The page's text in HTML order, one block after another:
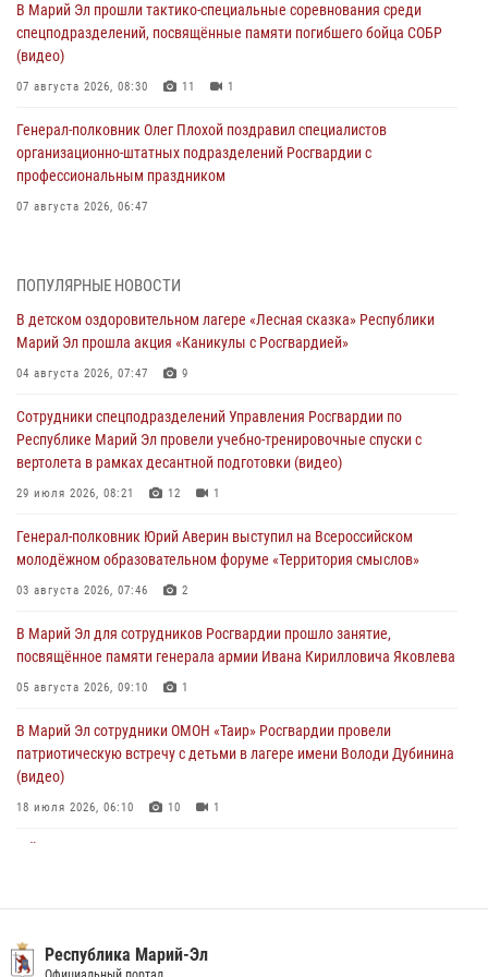
В Марий Эл прошли тактико-специальные соревнования среди
спецподразделений, посвящённые памяти погибшего бойца СОБР
(видео)
07 августа 2026, 08:30 11 1
Генерал-полковник Олег Плохой поздравил специалистов
организационно-штатных подразделений Росгвардии с
профессиональным праздником
07 августа 2026, 06:47
Всероссийском семинаре в Нижнем Новгороде (видео)
07 августа 2026, 06:25 8 1
Команда «Росгвардия» принимает участие в военно-спортивном
07 августа 2026, 05:43 10
Представитель вневедомственной охраны Управления Росгвардии
по Республике Марий Эл принял участие в учебно-методическом
06 августа 2026, 09:37 10
В Марий Эл сотрудники ЛРР Росгвардии за прошедший месяц
06 августа 2026, 08:00
В Марий Эл сотрудники вневедомственной охраны Росгвардии за
05 августа 2026, 09:44
ПОПУЛЯРНЫЕ НОВОСТИ
В детском оздоровительном лагере «Лесная сказка» Республики
Марий Эл прошла акция «Каникулы с Росгвардией»
04 августа 2026, 07:47 9
Сотрудники спецподразделений Управления Росгвардии по
Республике Марий Эл провели учебно-тренировочные спуски с
вертолета в рамках десантной подготовки (видео)
29 июля 2026, 08:21 12 1
Генерал-полковник Юрий Аверин выступил на Всероссийском
молодёжном образовательном форуме «Территория смыслов»
03 августа 2026, 07:46 2
В Марий Эл для сотрудников Росгвардии прошло занятие,
посвящённое памяти генерала армии Ивана Кирилловича Яковлева
05 августа 2026, 09:10 1
В Марий Эл сотрудники ОМОН «Таир» Росгвардии провели
патриотическую встречу с детьми в лагере имени Володи Дубинина
(видео)
18 июля 2026, 06:10 10 1
В Марий Эл сотрудники Росгвардии присоединились к масштабной
донорской акции (видео)
Республика Марий-Эл